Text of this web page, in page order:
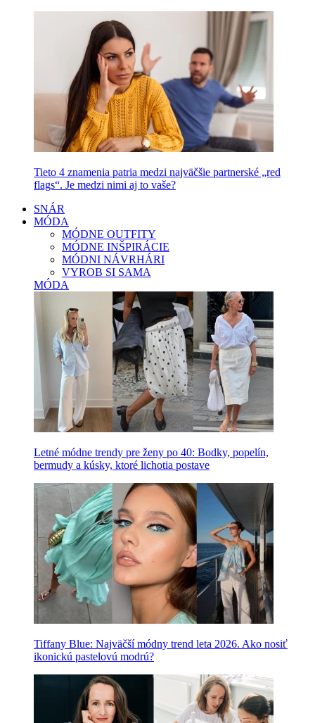
Tieto 4 znamenia patria medzi najväčšie partnerské „red
flags“. Je medzi nimi aj to vaše?
SNÁR
MÓDA
MÓDNE OUTFITY
MÓDNE INŠPIRÁCIE
MÓDNI NÁVRHÁRI
VYROB SI SAMA
MÓDA
Letné módne trendy pre ženy po 40: Bodky, popelín,
bermudy a kúsky, ktoré lichotia postave
Tiffany Blue: Najväčší módny trend leta 2026. Ako nosiť
ikonickú pastelovú modrú?